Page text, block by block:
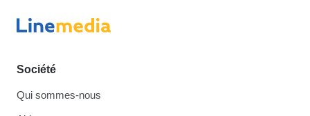
Société
Qui sommes-nous